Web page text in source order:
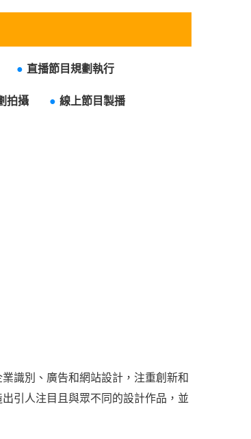
● 直播節目規劃執行
劃拍攝 ● 線上節目製播
識別、廣告和網站設計，注重創新和
引人注目且與眾不同的設計作品，並